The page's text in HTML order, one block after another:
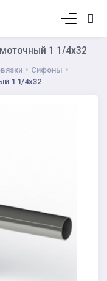
1 1/4х32
Сифоны
1 1/4х32